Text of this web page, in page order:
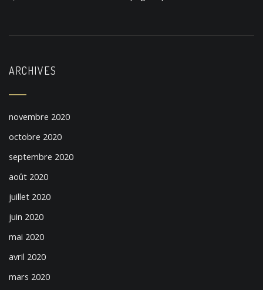
ARCHIVES
novembre 2020
octobre 2020
septembre 2020
août 2020
juillet 2020
juin 2020
mai 2020
avril 2020
mars 2020